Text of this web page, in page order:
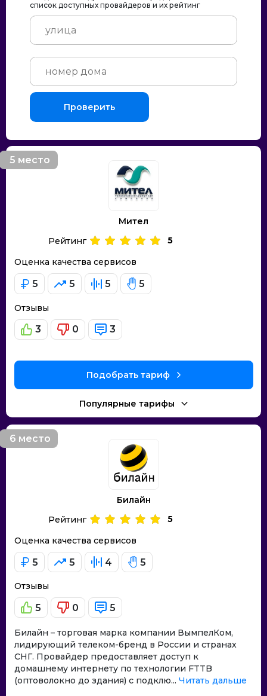
список доступных провайдеров и их рейтинг
Проверить
5 место
Мител
Оценка качества сервисов
5 5 5 5
Отзывы
3 0 3
Рейтинг 5
Подобрать тариф
Популярные тарифы
6 место
Билайн
Оценка качества сервисов
5 5 4 5
Отзывы
5 0 5
Рейтинг 5
Билайн – торговая марка компании ВымпелКом,
лидирующий телеком-бренд в России и странах
СНГ. Провайдер предоставляет доступ к
домашнему интернету по технологии FTTB
(оптоволокно до здания) с подклю... Читать дальше